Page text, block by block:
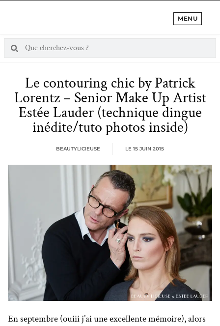
MENU
Le contouring chic by Patrick
Lorentz – Senior Make Up Artist
Estée Lauder (technique dingue
inédite/tuto photos inside)
BEAUTYLICIEUSE LE 15 JUIN 2015
En septembre (ouiii j’ai une excellente mémoire), alors